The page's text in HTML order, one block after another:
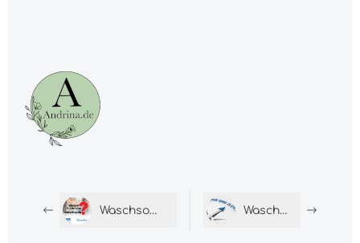
Waschsoda: Wissen in 3 Minuten Waschsoda Zertifikate